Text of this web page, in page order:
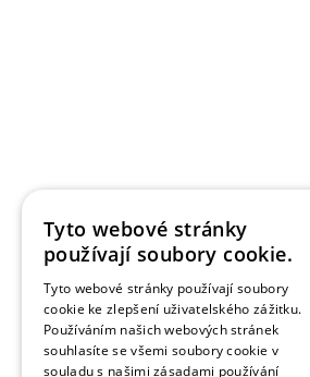
O BYDLENÍ
Tyto webové stránky
používají soubory cookie.
Tyto webové stránky používají soubory
cookie ke zlepšení uživatelského zážitku.
Používáním našich webových stránek
souhlasíte se všemi soubory cookie v
souladu s našimi zásadami používání